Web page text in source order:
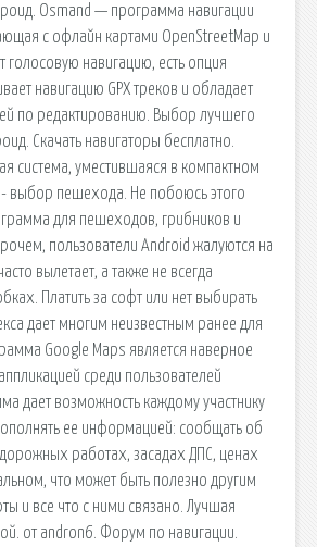
Osmand — программа навигации
с офлайн картами OpenStreetMap и
голосовую навигацию, есть опция
навигацию GPX треков и обладает
по редактированию. Выбор лучшего
Скачать навигаторы бесплатно.
система, уместившаяся в компактном
выбор пешехода. Не побоюсь этого
для пешеходов, грибников и
пользователи Android жалуются на
вылетает, а также не всегда
Платить за софт или нет выбирать
дает многим неизвестным ранее для
Google Maps является наверное
среди пользователей
дает возможность каждому участнику
ее информацией: сообщать об
работах, засадах ДПС, ценах
что может быть полезно другим
и все что с ними связано. Лучшая
от andron6. Форум по навигации.